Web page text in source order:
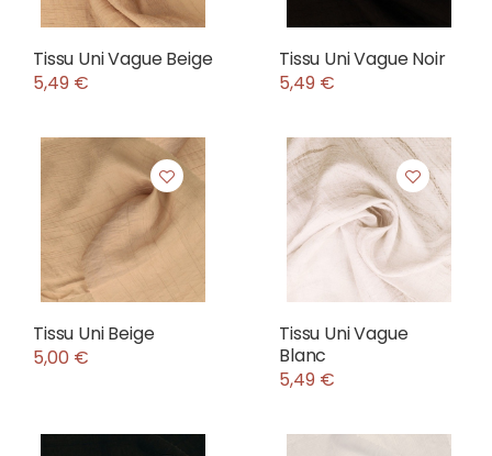
Tissu Uni Vague Beige
5,49 €
Tissu Uni Vague Noir
5,49 €
Tissu Uni Beige
5,00 €
Tissu Uni Vague
Blanc
5,49 €